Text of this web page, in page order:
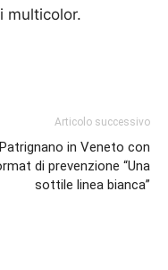
multicolor.
Articolo successivo
in Veneto con
di prevenzione “Una
sottile linea bianca”